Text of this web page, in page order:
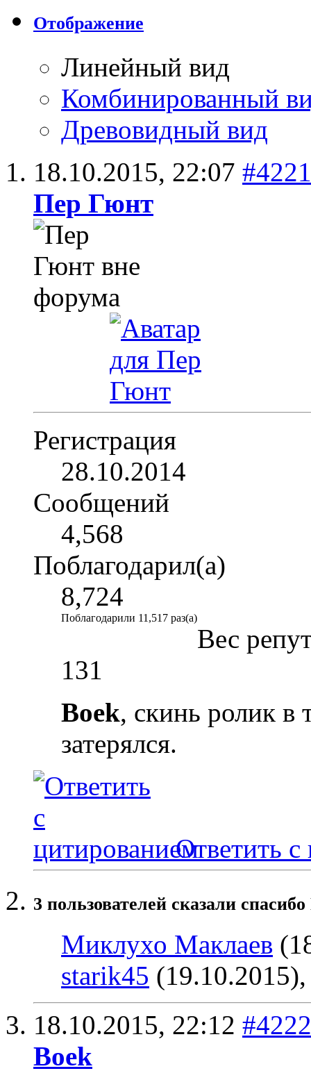
Отображение
Линейный вид
Комбинированный
Древовидный вид
18.10.2015, 22:07 #4221
Пер Гюнт
Регистрация
28.10.2014
Сообщений
4,568
Поблагодарил(а)
8,724
Поблагодарили 11,517 раз(а)
Вес
131
Boek, скинь ролик в
затерялся.
Ответить с
3 пользователей сказали
Миклухо Маклаев
starik45
18.10.2015, 22:12 #4222
Boek